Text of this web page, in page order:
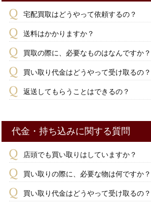
宅配買取はどうやって依頼するの？
送料はかかりますか？
買取の際に、必要なものはなんですか？
買い取り代金はどうやって受け取るの？
返送してもらうことはできるの？
代金・持ち込みに関する質問
店頭でも買い取りはしていますか？
買い取りの際に、必要な物は何ですか？
買い取り代金はどうやって受け取るの？